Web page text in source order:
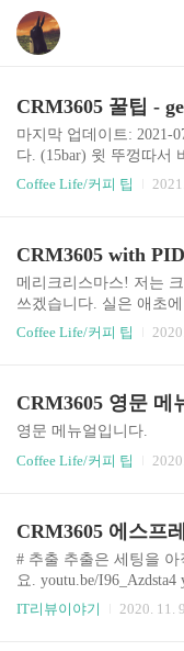
CRM3605 꿀팁 -
마지막 업데이트: 2021-
다. (15bar) 윗 뚜껑따서
링을 몸무게 등으로 한
원상복구 했습니다. 2)
할 수 있습니다. CI 200
거의 없다시피 합니다.
이랑 같은 크기입니다.
Coffee Life/커피 팁
CRM3605 with
메리크리스마스! 저는
쓰겠습니다. 실은 애초
다만 (추출수 온도 유지
달아봤자라는 뜻이죠...
서 테스트해봤습니다만
따라서 PID도 의미없고,
Coffee Life/커피 팁
CRM3605 영문 메
영문 메뉴얼입니다.
Coffee Life/커피 팁
CRM3605 에스프
# 추출 추출은 세팅을
요. youtu.be/I96_Azdsta4
#스팀 스팀은 파워만 영
IT리뷰이야기 2020. 11.